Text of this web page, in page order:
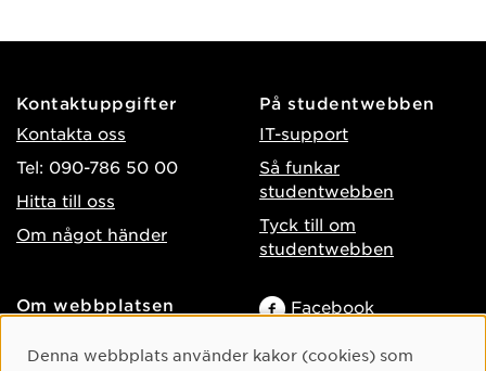
Kontaktuppgifter
Kontakta oss
Tel: 090-786 50 00
Hitta till oss
Om något händer
På studentwebben
IT-support
Så funkar
studentwebben
Tyck till om
studentwebben
Om webbplatsen
Facebook
Cookie-samtycke
Denna webbplats använder kakor (cookies) som